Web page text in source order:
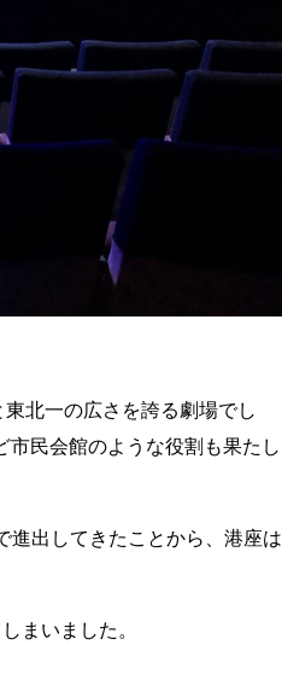
北一の広さを誇る劇場でし
民会館のような役割も果たし
進出してきたことから、港座は
まいました。